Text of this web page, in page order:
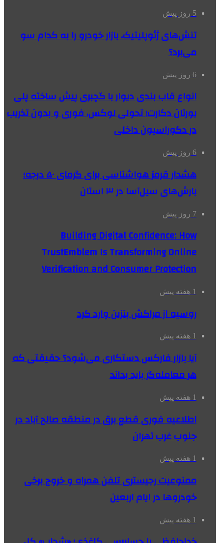
5 روز پیش
تنش‌های ژئوپلیتیک، بازار خودرو را به کدام سو
می‌برد؟
6 روز پیش
انواع قاب بندی دیوار با گچبری پیش ساخته پلی
یورتان دکارت؛ تحولی لوکس، فوری و بدون تخریب
در دکوراسیون داخلی
6 روز پیش
هشدار قرمز هواشناسی برای گرمای ۵۰ درجه؛
بارش‌های سیل‌آسا در ۳ استان
7 روز پیش
Building Digital Confidence: How
TrustEmblem Is Transforming Online
Verification and Consumer Protection
1 هفته پیش
روسیه از مراکش بنزین وارد کرد
1 هفته پیش
آیا بازار فارکس دستکاری می‌شود؟ حقیقتی که
هر معامله‌گر باید بداند
1 هفته پیش
اطلاعیه فوری قطع برق در منطقه صالح آباد در
جنوب غرب تهران
1 هفته پیش
ممنوعیت رجیستری تلفن همراه و خروج برخی
خودروها در ایام اربعین
1 هفته پیش